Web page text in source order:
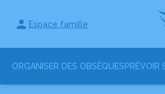
Espace famille
ORGANISER DES OBSÈQUESPRÉVOIR